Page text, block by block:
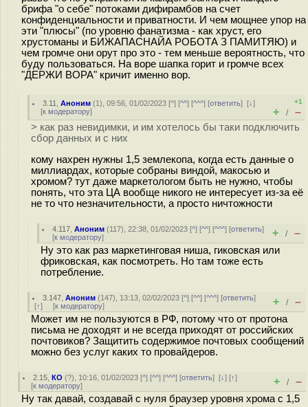
брифа "о себе" потоками дифирамбов на счет
конфиденциальности и приватности. И чем мощнее упор на
эти "плюсы" (по уровню фанатизма - как хруст, его
хрустоманы и БИЖАПАСНАЙА РОБОТА З ПАМИТЯЮ) и
чем громче они орут про это - тем меньше вероятность, что
буду пользоваться. На воре шапка горит и громче всех
"ДЕРЖИ ВОРА" кричит именно вор.
3.11 ,Аноним (1), 09:56, 01/02/2023 [^] [^^] [^^^] [ответить][↓]
[к модератору]
+1
+ / –
> как раз невидимки, и им хотелось бы таки подключить
сбор данных и с них
кому нахрен нужны 1,5 землекопа, когда есть данные о
миллиардах, которые собраны виндой, макосью и
хромом? тут даже маркетологом быть не нужно, чтобы
понять, что эта ЦА вообще никого не интересует из-за её
не то что незначительности, а просто ничтожности
4.117 ,Аноним (117), 22:38, 01/02/2023 [^] [^^] [^^^] [ответить]
[к модератору] + / –
Ну это как раз маркетинговая ниша, гиковская или
фриковская, как посмотреть. Но там тоже есть
потребление.
3.147 ,Аноним (147), 13:13, 02/02/2023 [^] [^^] [^^^] [ответить]
[↑] [к модератору] + / –
Может им не пользуются в РФ, потому что от протона
письма не доходят и не всегда приходят от российских
почтовиков? Защитить содержимое почтовых сообщений
можно без услуг каких то провайдеров.
2.15 ,КО (?), 10:16, 01/02/2023 [^] [^^] [^^^] [ответить][↓] [↑]
[к модератору] + / –
Ну так давай, создавай с нуля браузер уровня хрома с 1,5